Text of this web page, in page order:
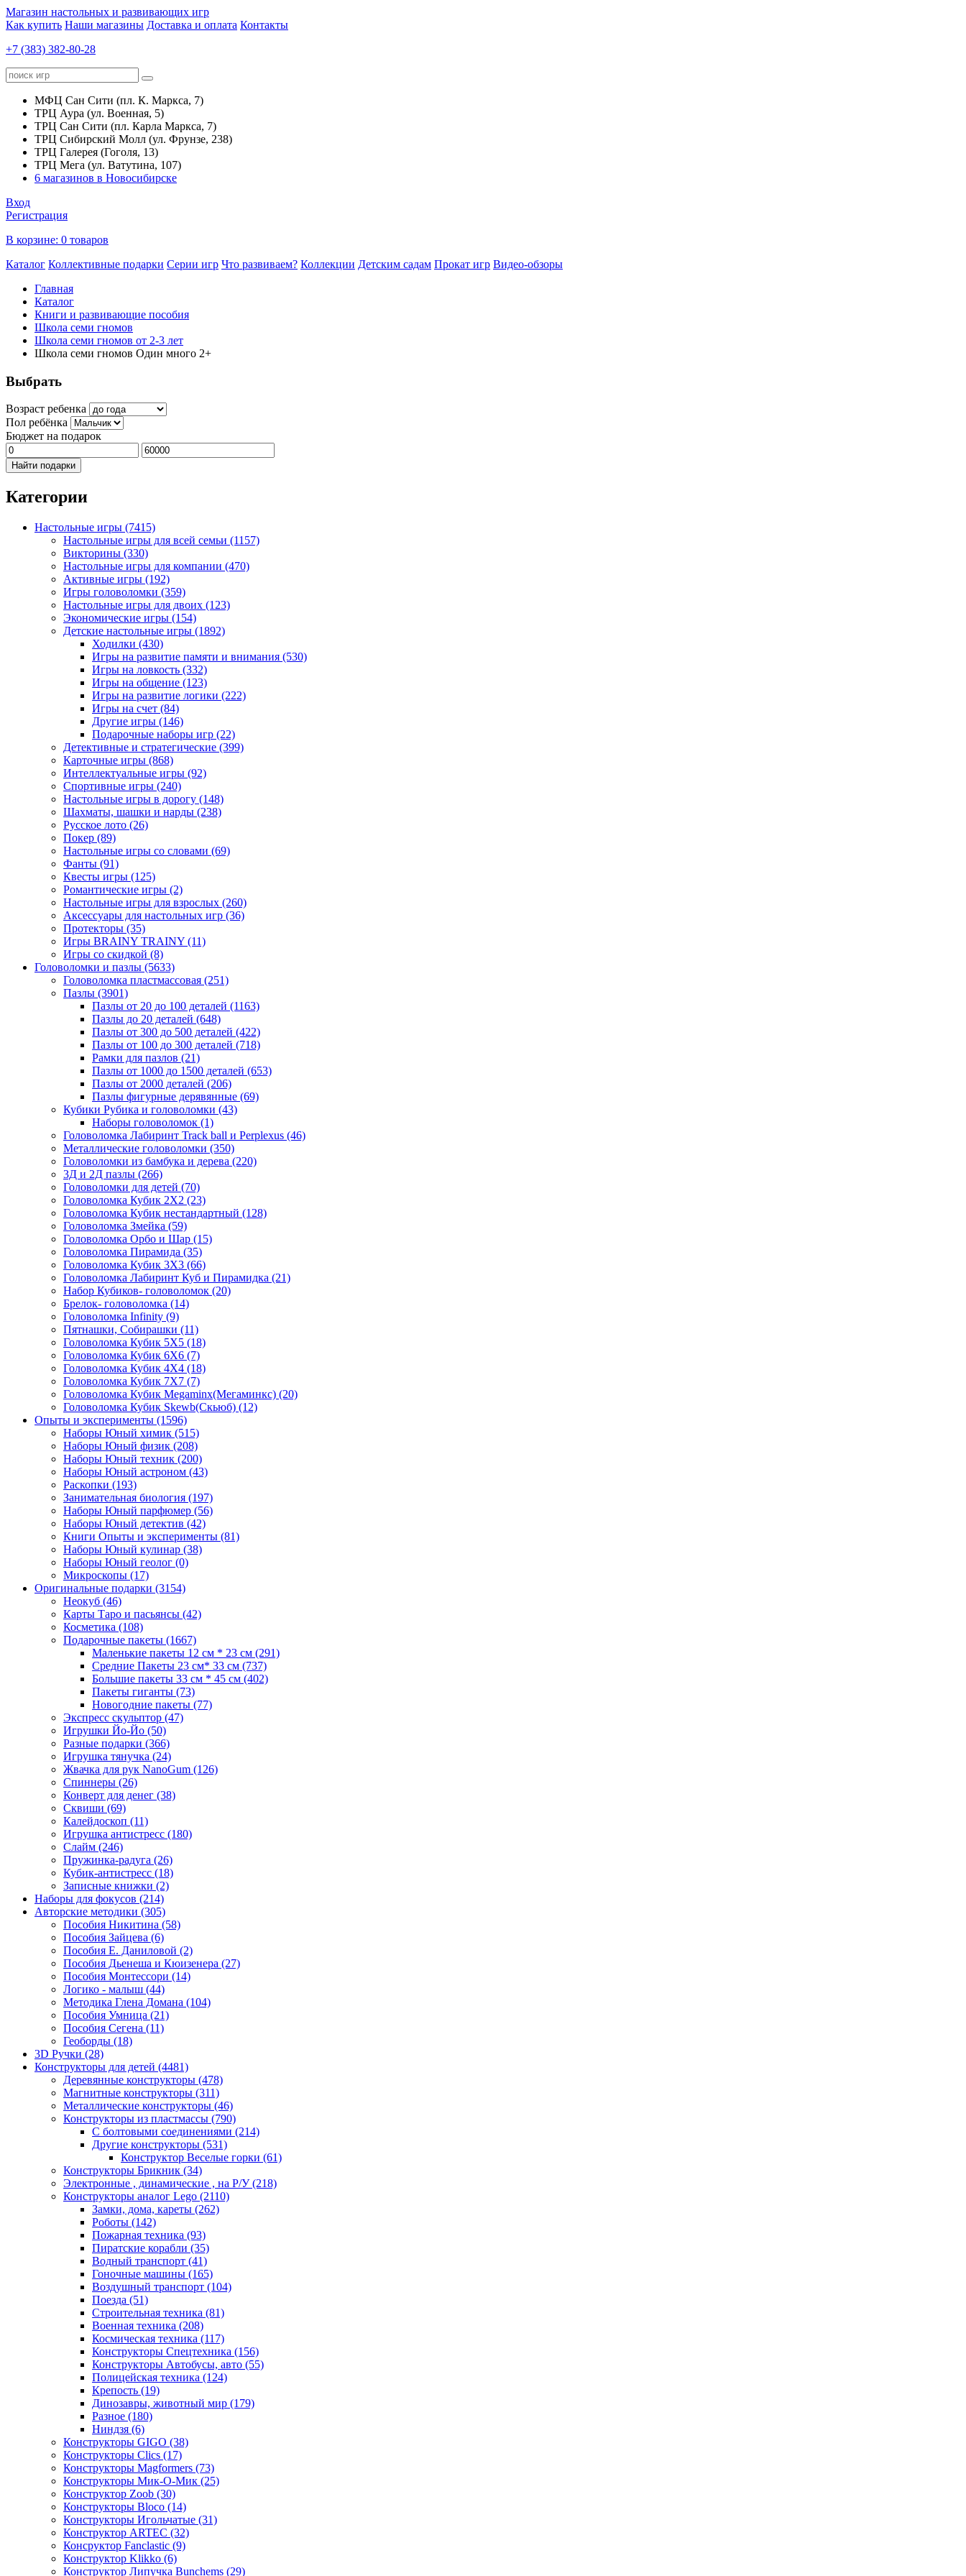
Магазин настольных и развивающих игр
Как купить Наши магазины Доставка и оплата Контакты
+7 (383) 382-80-28
МФЦ Сан Сити (пл. К. Маркса, 7)
ТРЦ Аура (ул. Военная, 5)
ТРЦ Сан Сити (пл. Карла Маркса, 7)
ТРЦ Сибирский Молл (ул. Фрунзе, 238)
ТРЦ Галерея (Гоголя, 13)
ТРЦ Мега (ул. Ватутина, 107)
6 магазинов в Новосибирске
Вход
Регистрация
В корзине: 0 товаров
Каталог Коллективные подарки Серии игр Что развиваем? Коллекции Детским садам Прокат игр Видео-обзоры
Главная
Каталог
Книги и развивающие пособия
Школа семи гномов
Школа семи гномов от 2-3 лет
Школа семи гномов Один много 2+
Выбрать
Возраст ребенка
Пол ребёнка
Бюджет на подарок
Найти подарки
Категории
Настольные игры (7415)
Настольные игры для всей семьи (1157)
Викторины (330)
Настольные игры для компании (470)
Активные игры (192)
Игры головоломки (359)
Настольные игры для двоих (123)
Экономические игры (154)
Детские настольные игры (1892)
Ходилки (430)
Игры на развитие памяти и внимания (530)
Игры на ловкость (332)
Игры на общение (123)
Игры на развитие логики (222)
Игры на счет (84)
Другие игры (146)
Подарочные наборы игр (22)
Детективные и стратегические (399)
Карточные игры (868)
Интеллектуальные игры (92)
Спортивные игры (240)
Настольные игры в дорогу (148)
Шахматы, шашки и нарды (238)
Русское лото (26)
Покер (89)
Настольные игры со словами (69)
Фанты (91)
Квесты игры (125)
Романтические игры (2)
Настольные игры для взрослых (260)
Аксессуары для настольных игр (36)
Протекторы (35)
Игры BRAINY TRAINY (11)
Игры со скидкой (8)
Головоломки и пазлы (5633)
Головоломка пластмассовая (251)
Пазлы (3901)
Пазлы от 20 до 100 деталей (1163)
Пазлы до 20 деталей (648)
Пазлы от 300 до 500 деталей (422)
Пазлы от 100 до 300 деталей (718)
Рамки для пазлов (21)
Пазлы от 1000 до 1500 деталей (653)
Пазлы от 2000 деталей (206)
Пазлы фигурные дерявянные (69)
Кубики Рубика и головоломки (43)
Наборы головоломок (1)
Головоломка Лабиринт Track ball и Perplexus (46)
Металлические головоломки (350)
Головоломки из бамбука и дерева (220)
3Д и 2Д пазлы (266)
Головоломки для детей (70)
Головоломка Кубик 2Х2 (23)
Головоломка Кубик нестандартный (128)
Головоломка Змейка (59)
Головоломка Орбо и Шар (15)
Головоломка Пирамида (35)
Головоломка Кубик 3Х3 (66)
Головоломка Лабиринт Куб и Пирамидка (21)
Набор Кубиков- головоломок (20)
Брелок- головоломка (14)
Головоломка Infinity (9)
Пятнашки, Собирашки (11)
Головоломка Кубик 5Х5 (18)
Головоломка Кубик 6Х6 (7)
Головоломка Кубик 4Х4 (18)
Головоломка Кубик 7Х7 (7)
Головоломка Кубик Megaminx(Мегаминкс) (20)
Головоломка Кубик Skewb(Скьюб) (12)
Опыты и эксперименты (1596)
Наборы Юный химик (515)
Наборы Юный физик (208)
Наборы Юный техник (200)
Наборы Юный астроном (43)
Раскопки (193)
Занимательная биология (197)
Наборы Юный парфюмер (56)
Наборы Юный детектив (42)
Книги Опыты и эксперименты (81)
Наборы Юный кулинар (38)
Наборы Юный геолог (0)
Микроскопы (17)
Оригинальные подарки (3154)
Неокуб (46)
Карты Таро и пасьянсы (42)
Косметика (108)
Подарочные пакеты (1667)
Маленькие пакеты 12 см * 23 см (291)
Средние Пакеты 23 см* 33 см (737)
Большие пакеты 33 см * 45 см (402)
Пакеты гиганты (73)
Новогодние пакеты (77)
Экспресс скульптор (47)
Игрушки Йо-Йо (50)
Разные подарки (366)
Игрушка тянучка (24)
Жвачка для рук NanoGum (126)
Спиннеры (26)
Конверт для денег (38)
Сквиши (69)
Калейдоскоп (11)
Игрушка антистресс (180)
Слайм (246)
Пружинка-радуга (26)
Кубик-антистресс (18)
Записные книжки (2)
Наборы для фокусов (214)
Авторские методики (305)
Пособия Никитина (58)
Пособия Зайцева (6)
Пособия Е. Даниловой (2)
Пособия Дьенеша и Кюизенера (27)
Пособия Монтессори (14)
Логико - малыш (44)
Методика Глена Домана (104)
Пособия Умница (21)
Пособия Сегена (11)
Геоборды (18)
3D Ручки (28)
Конструкторы для детей (4481)
Деревянные конструкторы (478)
Магнитные конструкторы (311)
Металлические конструкторы (46)
Конструкторы из пластмассы (790)
С болтовыми соединениями (214)
Другие конструкторы (531)
Конструктор Веселые горки (61)
Конструкторы Брикник (34)
Электронные , динамические , на Р/У(218)
Конструкторы аналог Lego (2110)
Замки, дома, кареты (262)
Роботы (142)
Пожарная техника (93)
Пиратские корабли (35)
Водный транспорт (41)
Гоночные машины (165)
Воздушный транспорт (104)
Поезда (51)
Строительная техника (81)
Военная техника (208)
Космическая техника (117)
Конструкторы Спецтехника (156)
Конструкторы Автобусы, авто (55)
Полицейская техника (124)
Крепость (19)
Динозавры, животный мир (179)
Разное (180)
Ниндзя (6)
Конструкторы GIGO (38)
Конструкторы Clics (17)
Конструкторы Magformers (73)
Конструкторы Мик-О-Мик (25)
Конструктор Zoob (30)
Конструкторы Bloco (14)
Конструкторы Игольчатые (31)
Конструктор ARTEC (32)
Консруктор Fanclastic (9)
Конструктор Klikko (6)
Конструктор Липучка Bunchems (29)